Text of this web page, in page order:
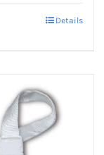
Details